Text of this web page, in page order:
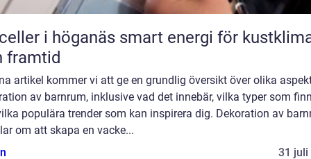
höganäs smart energi för kustklimat
framtid
artikel kommer vi att ge en grundlig översikt över olika
av barnrum, inklusive vad det innebär, vilka typer som
populära trender som kan inspirera dig. Dekoration av
om att skapa en vacke...
31 juli